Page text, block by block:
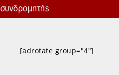
συνδρομητής
[adrotate group="4"]